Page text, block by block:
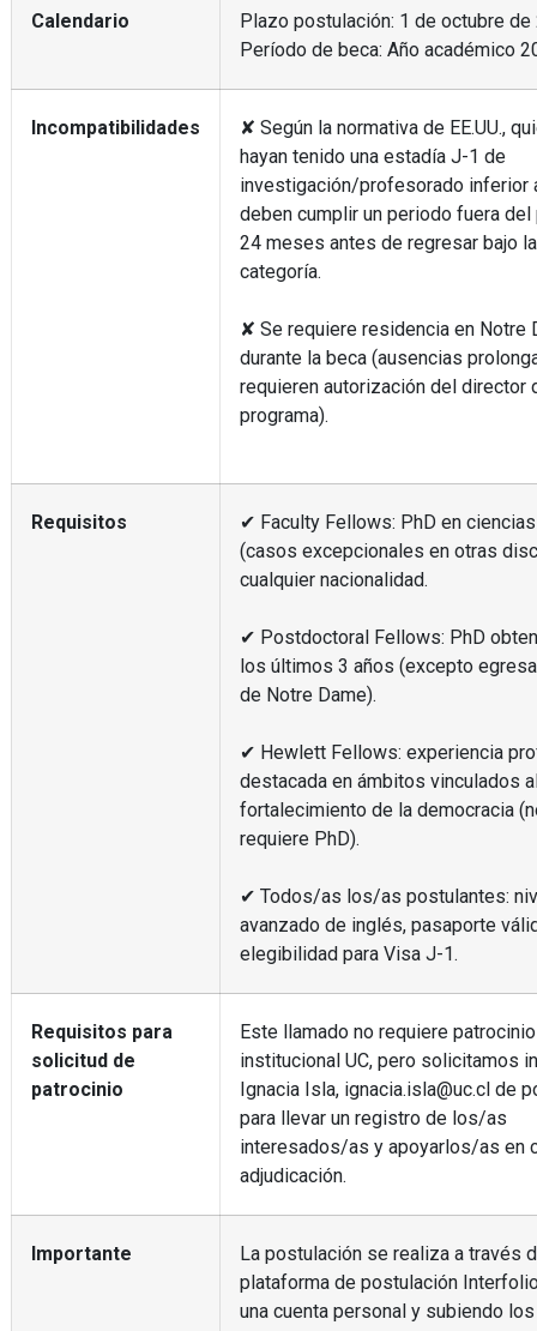
Calendario
Plazo postulación: 1 de octubre de
Período de beca: Año académico
Incompatibilidades
✘ Según la normativa de EE.UU.,
hayan tenido una estadía J-1 de
investigación/profesorado inferior
deben cumplir un periodo fuera del
24 meses antes de regresar bajo
categoría.
✘ Se requiere residencia en Notre
durante la beca (ausencias
requieren autorización del director
programa).
Requisitos
✔ Faculty Fellows: PhD en
(casos excepcionales en otras
cualquier nacionalidad.
✔ Postdoctoral Fellows: PhD
los últimos 3 años (excepto
de Notre Dame).
✔ Hewlett Fellows: experiencia
destacada en ámbitos vinculados
fortalecimiento de la democracia
requiere PhD).
✔ Todos/as los/as postulantes:
avanzado de inglés, pasaporte
elegibilidad para Visa J-1.
Requisitos para
solicitud de
patrocinio
Este llamado no requiere patrocinio
institucional UC, pero solicitamos
Ignacia Isla, ignacia.isla@uc.cl de
para llevar un registro de los/as
interesados/as y apoyarlos/as en
adjudicación.
Importante
La postulación se realiza a través
plataforma de postulación
una cuenta personal y subiendo los